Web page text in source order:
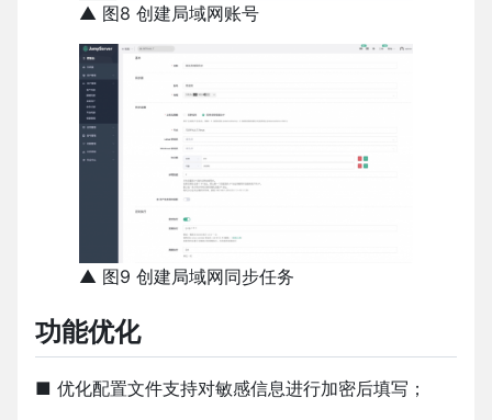
▲ 图8 创建局域网账号
▲ 图9 创建局域网同步任务
功能优化
■ 优化配置⽂件⽀持对敏感信息进⾏加密后填写；